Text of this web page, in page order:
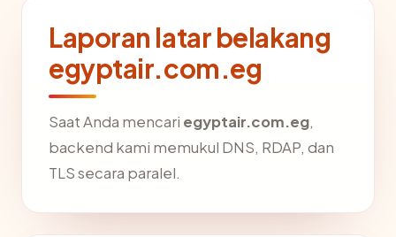
Laporan latar belakang
egyptair.com.eg
Saat Anda mencari egyptair.com.eg,
backend kami memukul DNS, RDAP, dan
TLS secara paralel.